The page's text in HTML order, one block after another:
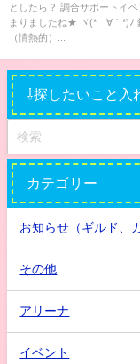
としたら？ 調合サポートイベ
まりましたね★ ヾ(*´∀｀*)ﾉ
（情熱的）...
⇩探したいこと入
カテゴリー
お知らせ（ギルド、
その他
アリーナ
イベント